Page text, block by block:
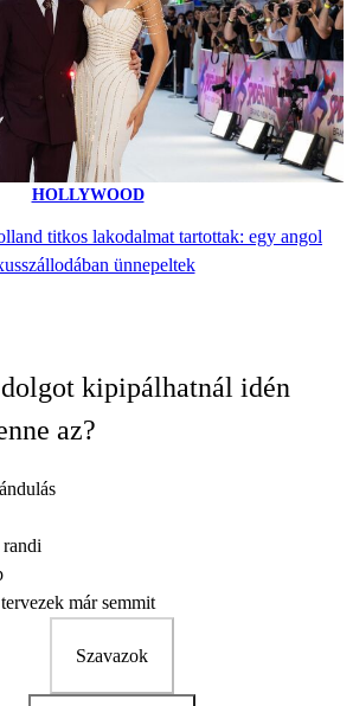
HOLLYWOOD
titkos lakodalmat tartottak: egy angol
ünnepeltek
kipipálhatnál idén
az?
már semmit
Szavazok